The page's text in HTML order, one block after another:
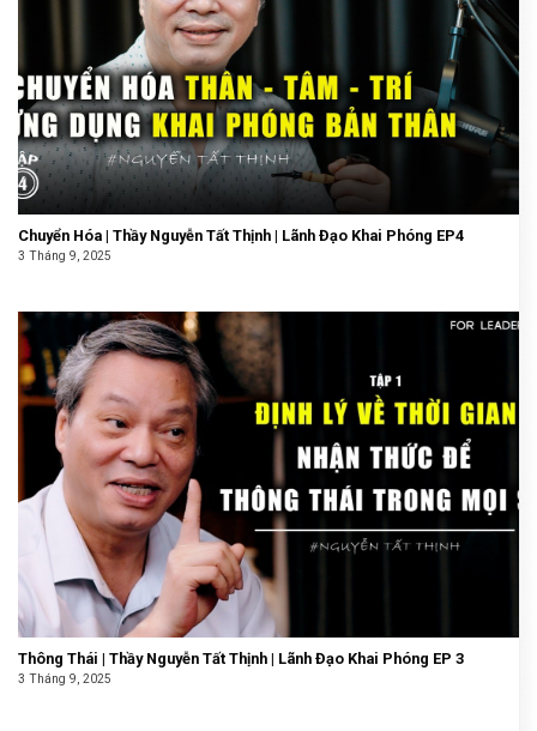
Chuyển Hóa | Thầy Nguyễn Tất Thịnh | Lãnh Đạo Khai Phóng EP4
3 Tháng 9, 2025
Thông Thái | Thầy Nguyễn Tất Thịnh | Lãnh Đạo Khai Phóng EP 3
3 Tháng 9, 2025